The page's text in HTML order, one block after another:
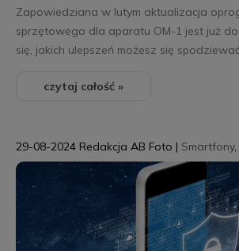
Zapowiedziana w lutym aktualizacja
sprzętowego dla aparatu OM-1 jest już
się, jakich ulepszeń możesz się
czytaj całość »
29-08-2024 Redakcja AB Foto | Smartfony,